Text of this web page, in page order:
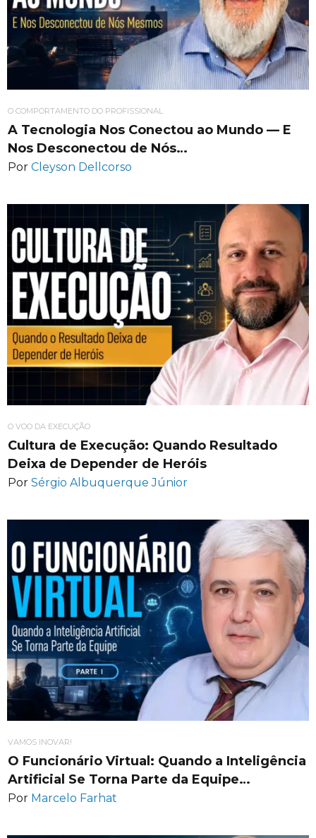
O COMPORTAMENTO DO PROFISSIONAL
A Tecnologia Nos Conectou ao Mundo — E
Nos Desconectou de Nós…
Por Cleyson Dellcorso
O VOO DA EXECUÇÃO
Cultura de Execução: Quando Resultado
Deixa de Depender de Heróis
Por Sérgio Albuquerque Júnior
VAMOS INOVAR!
O Funcionário Virtual: Quando a Inteligência
Artificial Se Torna Parte da Equipe…
Por Marcelo Farhat